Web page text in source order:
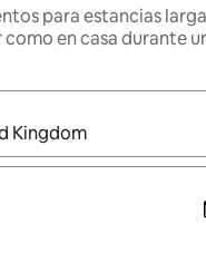
para estancias
en casa durante
estén disponibles,